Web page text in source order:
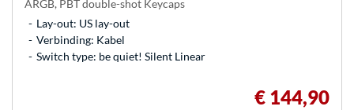
ARGB, PBT double-shot Keycaps
Lay-out: US lay-out
Verbinding: Kabel
Switch type: be quiet! Silent Linear
€ 144,90